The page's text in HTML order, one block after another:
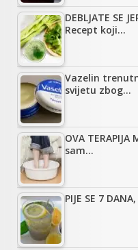
DEBLJATE SE
Recept koji…
Vazelin
svijetu zbog…
OVA TERAPIJA
sam…
PIJE SE 7